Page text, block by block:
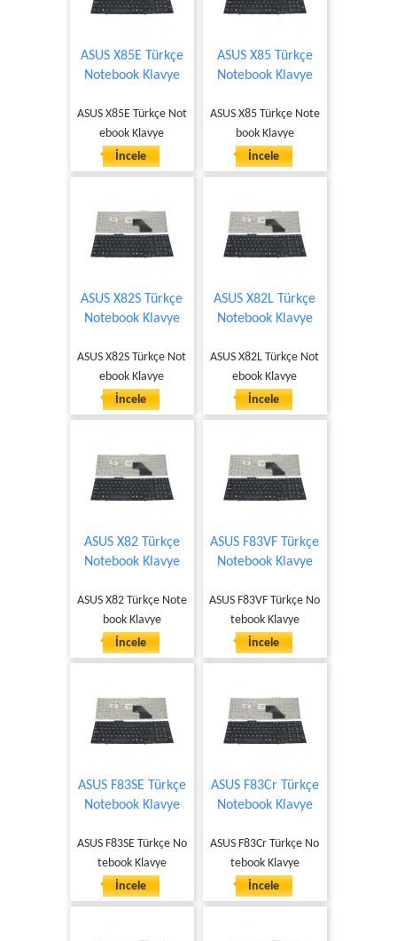
ASUS X85E Türkçe
Notebook Klavye
ASUS X85E Türkçe Not
ebook Klavye
İncele
ASUS X85 Türkçe
Notebook Klavye
ASUS X85 Türkçe Note
book Klavye
İncele
ASUS X82S Türkçe
Notebook Klavye
ASUS X82S Türkçe Not
ebook Klavye
İncele
ASUS X82L Türkçe
Notebook Klavye
ASUS X82L Türkçe Not
ebook Klavye
İncele
ASUS X82 Türkçe
Notebook Klavye
ASUS X82 Türkçe Note
book Klavye
İncele
ASUS F83VF Türkçe
Notebook Klavye
ASUS F83VF Türkçe No
tebook Klavye
İncele
ASUS F83SE Türkçe
Notebook Klavye
ASUS F83SE Türkçe No
tebook Klavye
İncele
ASUS F83Cr Türkçe
Notebook Klavye
ASUS F83Cr Türkçe No
tebook Klavye
İncele